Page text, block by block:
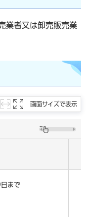
業者又は卸売販売業
画面サイズで表示
まで